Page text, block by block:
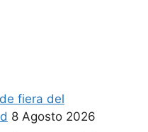
fiera del
8 Agosto 2026